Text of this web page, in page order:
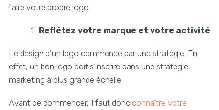
faire votre propre logo.
Reflétez votre marque et votre activité
Le design d'un logo commence par une stratégie. En
effet, un bon logo doit s’inscrire dans une stratégie
marketing à plus grande échelle.
Avant de commencer, il faut donc connaître votre